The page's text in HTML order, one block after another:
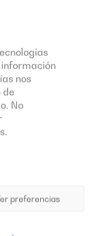
nos
de
No
preferencias